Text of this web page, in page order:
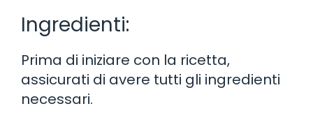
Ingredienti:
Prima di iniziare con la ricetta,
assicurati di avere tutti gli ingredienti
necessari.